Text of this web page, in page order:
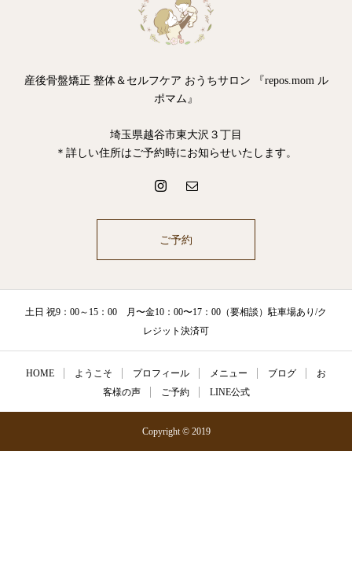
産後骨盤矯正 整体＆セルフケア おうちサロン 『repos.mom ル
ポマム』
埼玉県越谷市東大沢３丁目
＊詳しい住所はご予約時にお知らせいたします。
ご予約
土日 祝9：00～15：00 月〜金10：00〜17：00（要相談）駐車場あり/ク
レジット決済可
HOME ようこそ プロフィール メニュー ブログ
お
客様の声
ご予約 LINE公式
Copyright © 2019